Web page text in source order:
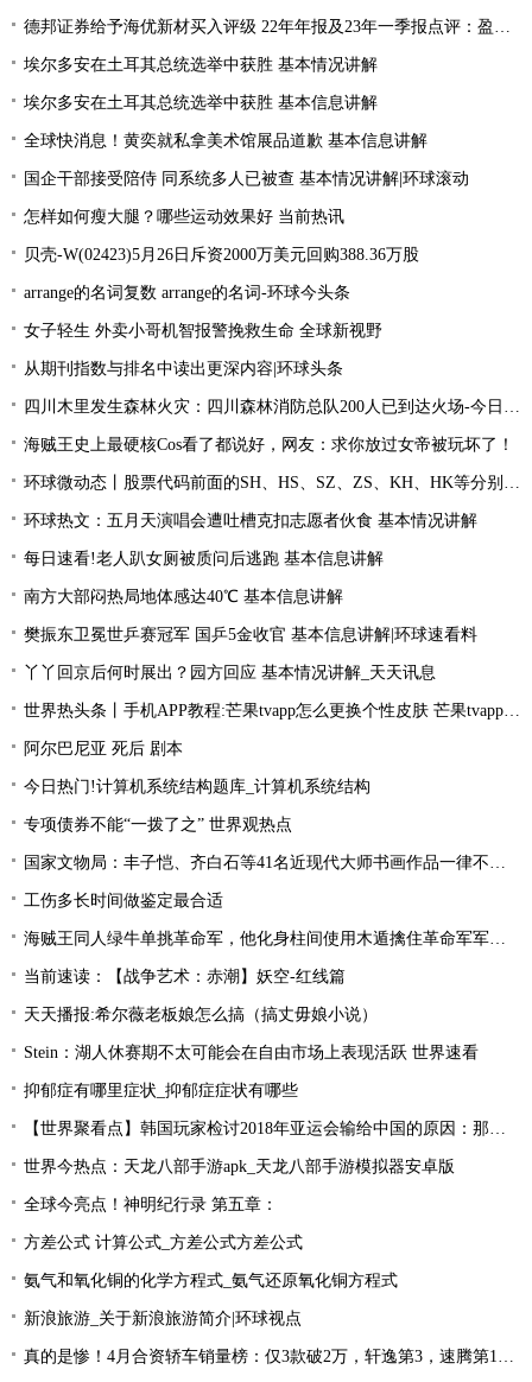
德邦证券给予海优新材买入评级 22年年报及23年一季报点评：盈利能力触底回升 持续加大新产品研发
埃尔多安在土耳其总统选举中获胜 基本情况讲解
埃尔多安在土耳其总统选举中获胜 基本信息讲解
全球快消息！黄奕就私拿美术馆展品道歉 基本信息讲解
国企干部接受陪侍 同系统多人已被查 基本情况讲解|环球滚动
怎样如何瘦大腿？哪些运动效果好 当前热讯
贝壳-W(02423)5月26日斥资2000万美元回购388.36万股
arrange的名词复数 arrange的名词-环球今头条
女子轻生 外卖小哥机智报警挽救生命 全球新视野
从期刊指数与排名中读出更深内容|环球头条
四川木里发生森林火灾：四川森林消防总队200人已到达火场-今日关注
海贼王史上最硬核Cos看了都说好，网友：求你放过女帝被玩坏了！
环球微动态丨股票代码前面的SH、HS、SZ、ZS、KH、HK等分别是什么意思？
环球热文：五月天演唱会遭吐槽克扣志愿者伙食 基本情况讲解
每日速看!老人趴女厕被质问后逃跑 基本信息讲解
南方大部闷热局地体感达40℃ 基本信息讲解
樊振东卫冕世乒赛冠军 国乒5金收官 基本信息讲解|环球速看料
丫丫回京后何时展出？园方回应 基本情况讲解_天天讯息
世界热头条丨手机APP教程:芒果tvapp怎么更换个性皮肤 芒果tvapp更换个性皮肤的方法
阿尔巴尼亚 死后 剧本
今日热门!计算机系统结构题库_计算机系统结构
专项债券不能“一拨了之” 世界观热点
国家文物局：丰子恺、齐白石等41名近现代大师书画作品一律不准出境
工伤多长时间做鉴定最合适
海贼王同人绿牛单挑革命军，他化身柱间使用木遁擒住革命军军长！
当前速读：【战争艺术：赤潮】妖空-红线篇
天天播报:希尔薇老板娘怎么搞（搞丈毋娘小说）
Stein：湖人休赛期不太可能会在自由市场上表现活跃 世界速看
抑郁症有哪里症状_抑郁症症状有哪些
【世界聚看点】韩国玩家检讨2018年亚运会输给中国的原因：那一年是Uzi的时代！
世界今热点：天龙八部手游apk_天龙八部手游模拟器安卓版
全球今亮点！神明纪行录 第五章：
方差公式 计算公式_方差公式方差公式
氨气和氧化铜的化学方程式_氨气还原氧化铜方程式
新浪旅游_关于新浪旅游简介|环球视点
真的是惨！4月合资轿车销量榜：仅3款破2万，轩逸第3，速腾第16！